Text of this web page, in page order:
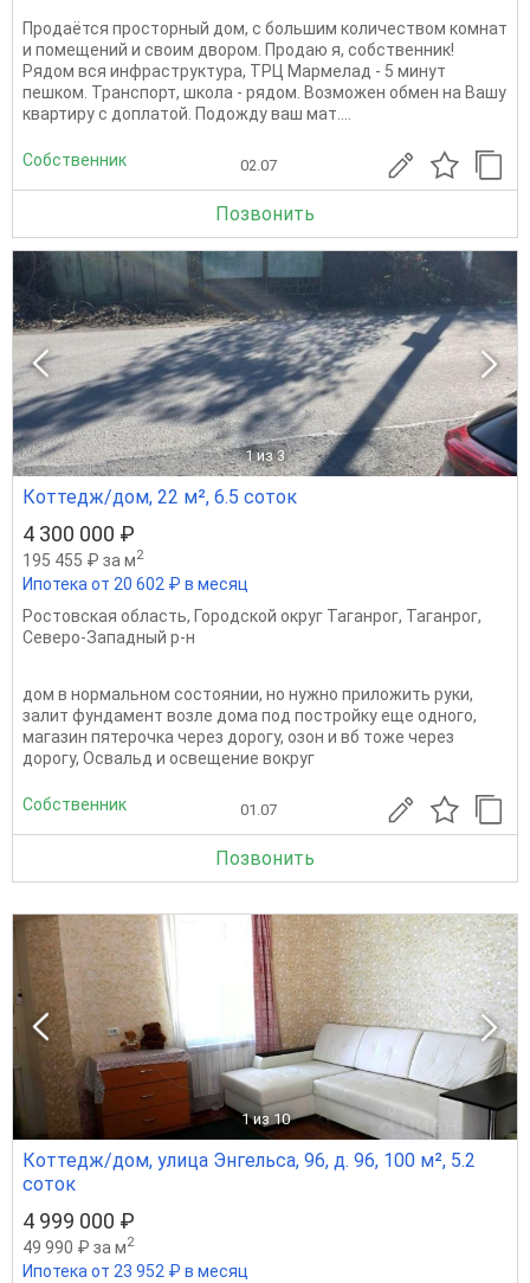
Продаётся просторный дом, с большим количеством комнат
и помещений и своим двором. Продаю я, собственник!
Рядом вся инфраструктура, ТРЦ Мармелад - 5 минут
пешком. Транспорт, школа - рядом. Возможен обмен на Вашу
квартиру с доплатой. Подожду ваш мат....
Собственник 02.07
Позвонить
1 из 3
Коттедж/дом, 22 м², 6.5 соток
4 300 000 ₽
195 455 ₽ за м2
Ипотека от 20 602 ₽ в месяц
Ростовская область, Городской округ Таганрог, Таганрог,
Северо-Западный р-н
дом в нормальном состоянии, но нужно приложить руки,
залит фундамент возле дома под постройку еще одного,
магазин пятерочка через дорогу, озон и вб тоже через
дорогу, Освальд и освещение вокруг
Собственник 01.07
Позвонить
1 из 10
Коттедж/дом, улица Энгельса, 96, д. 96, 100 м², 5.2
соток
4 999 000 ₽
49 990 ₽ за м2
Ипотека от 23 952 ₽ в месяц